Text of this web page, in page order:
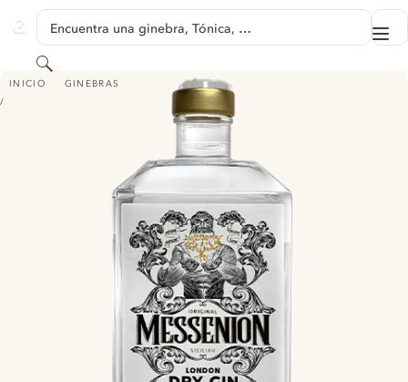
GINVENTORY
Encuentra una ginebra, Tónica, …
Buscar
INICIO GINEBRAS
MESSENION GIN